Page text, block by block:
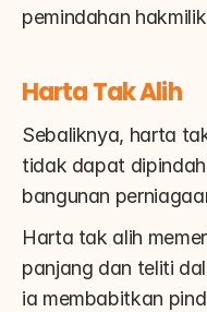
pemindahan
Harta Tak Alih
Sebaliknya, harta
tidak dapat
bangunan
Harta tak alih
panjang dan teliti
ia membabitkan